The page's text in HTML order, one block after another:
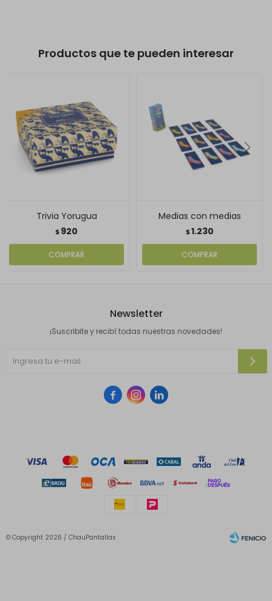
Productos que te pueden interesar
Trivia Yorugua
$920
Medias con medias
$1.230
Newsletter
¡Suscribite y recibí todas nuestras novedades!
  
© Copyright 2026 / ChauPantallas